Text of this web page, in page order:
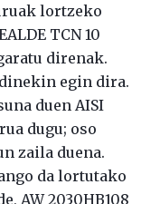
lortzeko
TCN 10
direnak.
egin dira.
duen AISI
dugu; oso
zaila duena.
da lortutako
AW 2030HB108